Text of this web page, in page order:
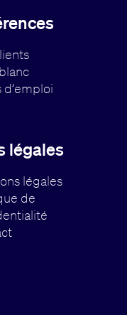
d’emploi
légales
légales
de